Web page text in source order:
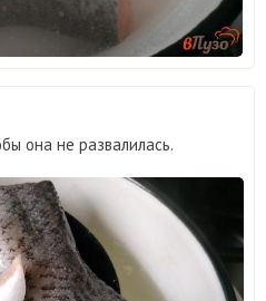
она не развалилась.